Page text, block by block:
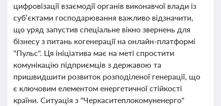
цифровізації взаємодії органів виконавчої влади із
суб’єктами господарювання важливо відзначити,
що уряд запустив спеціальне вікно звернень для
бізнесу з питань когенерації на онлайн-платформі
"Пульс". Ця ініціатива має на меті спростити
комунікацію підприємців з державою та
пришвидшити розвиток розподіленої генерації, що
є ключовим елементом енергетичної стійкості
країни. Ситуація з "Черкаситеплокомуненерго"